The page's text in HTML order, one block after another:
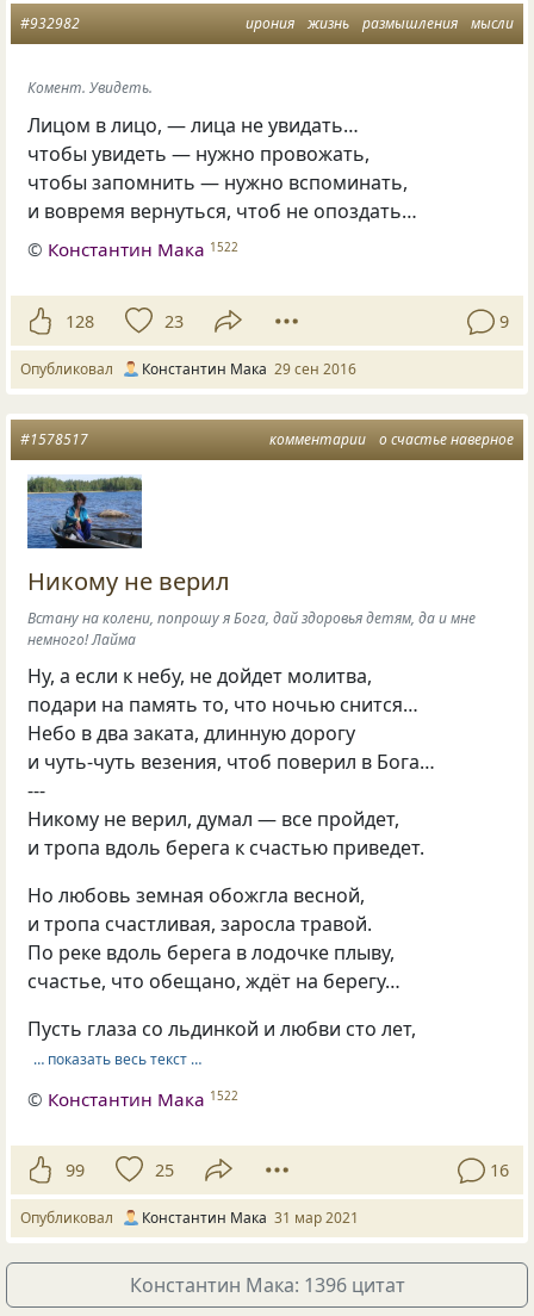
ирония жизнь размышления мысли
#932982
Комент. Увидеть.
Лицом в лицо, — лица не увидать…
чтобы увидеть — нужно провожать,
чтобы запомнить — нужно вспоминать,
и вовремя вернуться, чтоб не опоздать…
© Константин Мака 1522
128 23 9
Опубликовал Константин Мака 29 сен 2016
комментарии о счастье наверное
#1578517
Никому не верил
Встану на колени, попрошу я Бога, дай здоровья детям, да и мне
немного! Лайма
Ну, а если к небу, не дойдет молитва,
подари на память то, что ночью снится…
Небо в два заката, длинную дорогу
и чуть-чуть везения, чтоб поверил в Бога…
---
Никому не верил, думал — все пройдет,
и тропа вдоль берега к счастью приведет.
Но любовь земная обожгла весной,
и тропа счастливая, заросла травой.
По реке вдоль берега в лодочке плыву,
счастье, что обещано, ждёт на берегу…
Пусть глаза со льдинкой и любви сто лет,
… показать весь текст …
© Константин Мака 1522
99 25 16
Опубликовал Константин Мака 31 мар 2021
Константин Мака: 1396 цитат